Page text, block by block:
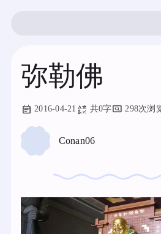
弥勒佛
2016-04-21 共0字 298次浏
Conan06